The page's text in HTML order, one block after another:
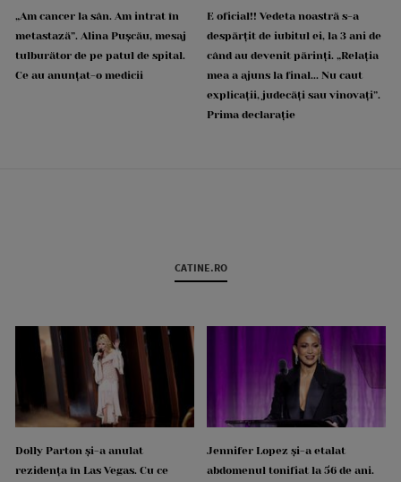
„Am cancer la sân. Am intrat în
metastază”. Alina Pușcău, mesaj
tulburător de pe patul de spital.
Ce au anunțat-o medicii
E oficial!! Vedeta noastră s-a
despărțit de iubitul ei, la 3 ani de
când au devenit părinți. „Relația
mea a ajuns la final... Nu caut
explicații, judecăți sau vinovați”.
Prima declarație
CATINE.RO
Dolly Parton și-a anulat
rezidența în Las Vegas. Cu ce
Jennifer Lopez și-a etalat
abdomenul tonifiat la 56 de ani.